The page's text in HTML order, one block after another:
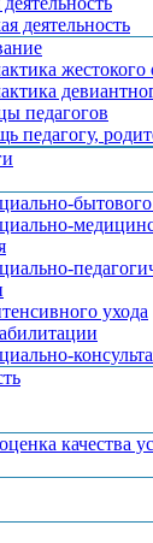
деятельность
жестокого
педагогов
педагогу,
ухода
качества